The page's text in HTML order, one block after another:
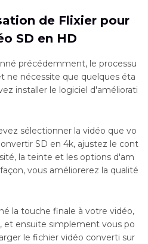
de Flixier pour
SD en HD
précédemment, le processu
ne nécessite que quelques éta
installer le logiciel d'améliorati
sélectionner la vidéo que vo
SD en 4k, ajustez le cont
la teinte et les options d'am
vous améliorerez la qualité
la touche finale à votre vidéo,
et ensuite simplement vous po
le fichier vidéo converti sur